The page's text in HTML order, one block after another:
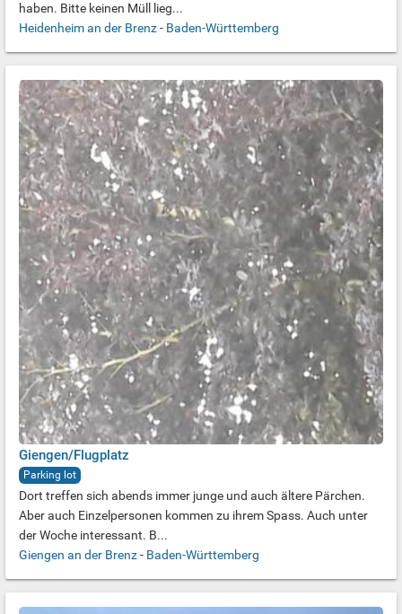
haben. Bitte keinen Müll lieg...
Heidenheim an der Brenz- Baden-Württemberg
Giengen/Flugplatz
Parking lot
Dort treffen sich abends immer junge und auch ältere Pärchen.
Aber auch Einzelpersonen kommen zu ihrem Spass. Auch unter
der Woche interessant. B...
Giengen an der Brenz- Baden-Württemberg